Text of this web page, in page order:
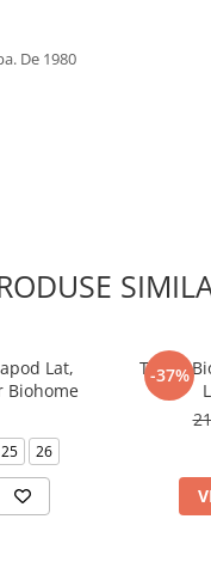
De 1980
Lat,
Biohome
25 26
-37%
Tenisi